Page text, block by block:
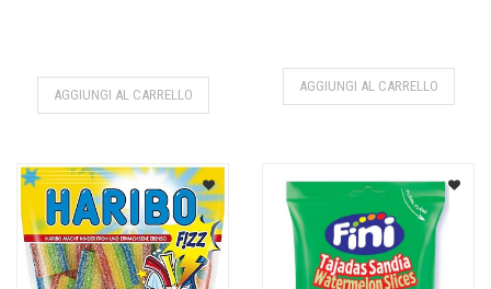
AGGIUNGI AL CARRELLO
AGGIUNGI AL CARRELLO